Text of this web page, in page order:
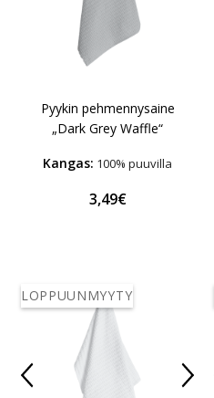
Pyykin pehmennysaine
„Dark Grey Waffle“
Kangas: 100% puuvilla
3,49€
LOPPUUNMYYTY